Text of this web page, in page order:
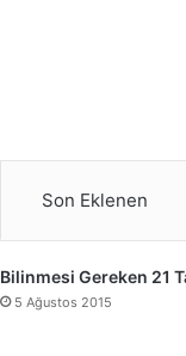
Son Eklenen
Bilinmesi Gereken 21
5 Ağustos 2015